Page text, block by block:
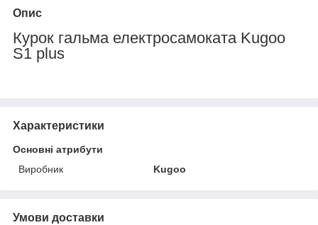
Опис
Курок гальма електросамоката Kugoo
S1 plus
Характеристики
Основні атрибути
Виробник
Kugoo
Умови доставки